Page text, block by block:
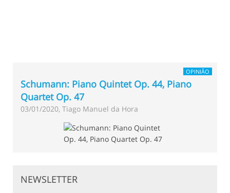
OPINIÃO
Schumann: Piano Quintet Op. 44, Piano
Quartet Op. 47
03/01/2020, Tiago Manuel da Hora
NEWSLETTER